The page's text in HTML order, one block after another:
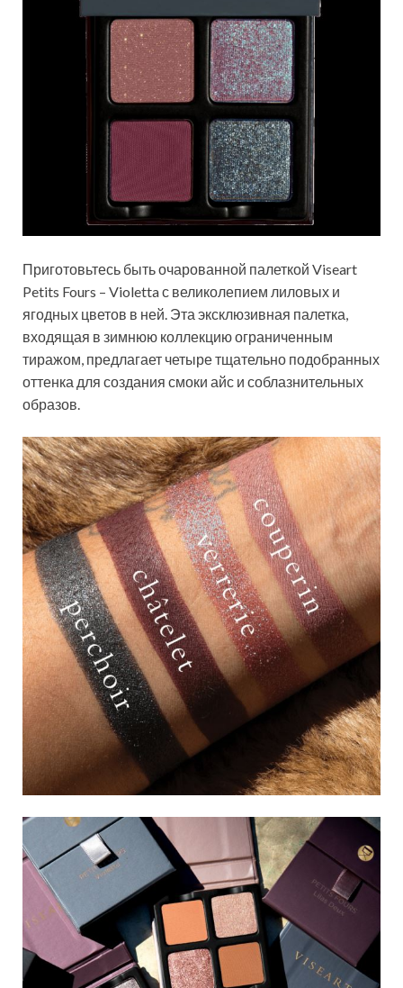
Приготовьтесь быть очарованной палеткой Viseart
Petits Fours – Violetta с великолепием лиловых и
ягодных цветов в ней. Эта эксклюзивная палетка,
входящая в зимнюю коллекцию ограниченным
тиражом, предлагает четыре тщательно подобранных
оттенка для создания смоки айс и соблазнительных
образов.